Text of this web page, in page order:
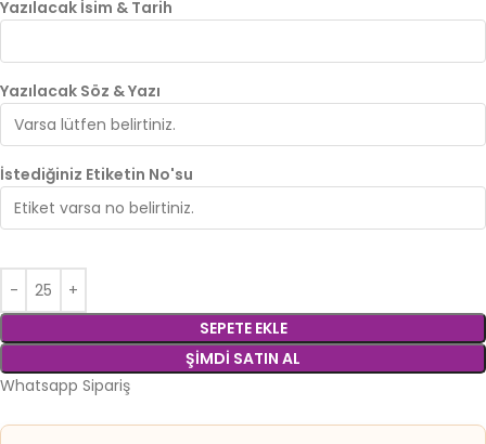
Yazılacak İsim & Tarih
Yazılacak Söz & Yazı
İstediğiniz Etiketin No'su
SEPETE EKLE
ŞIMDI SATIN AL
Whatsapp Sipariş